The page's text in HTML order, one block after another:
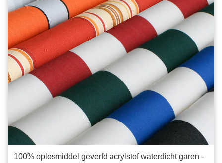
100% oplosmiddel geverfd acrylstof waterdicht garen -